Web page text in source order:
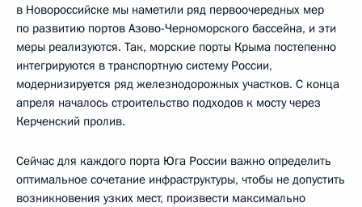
в Новороссийске мы наметили ряд первоочередных мер
по развитию портов Азово-Черноморского бассейна, и эти
меры реализуются. Так, морские порты Крыма постепенно
интегрируются в транспортную систему России,
модернизируется ряд железнодорожных участков. С конца
апреля началось строительство подходов к мосту через
Керченский пролив.
Сейчас для каждого порта Юга России важно определить
оптимальное сочетание инфраструктуры, чтобы не допустить
возникновения узких мест, произвести максимально